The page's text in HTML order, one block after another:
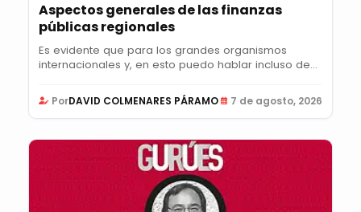
Aspectos generales de las finanzas
públicas regionales
Es evidente que para los grandes organismos
internacionales y, en esto puedo hablar incluso de
PorDAVID COLMENARES PÁRAMO 7 de agosto, 2026